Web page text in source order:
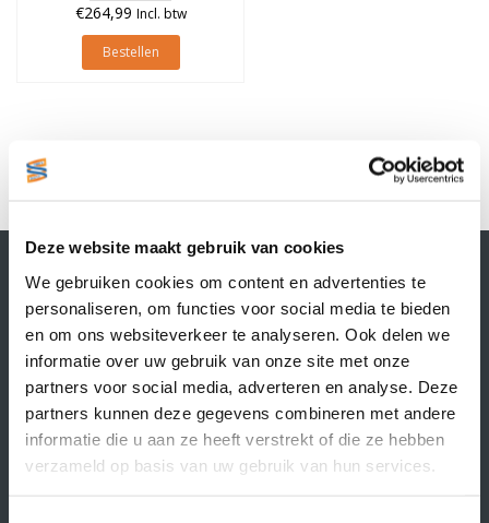
Deze website maakt gebruik van cookies
We gebruiken cookies om content en advertenties te
personaliseren, om functies voor social media te bieden
en om ons websiteverkeer te analyseren. Ook delen we
informatie over uw gebruik van onze site met onze
partners voor social media, adverteren en analyse. Deze
partners kunnen deze gegevens combineren met andere
informatie die u aan ze heeft verstrekt of die ze hebben
verzameld op basis van uw gebruik van hun services.
€264,99 Incl. btw
Bestellen
1
Contactgegevens
Supply Service B.V.
Nijverheidsstraat 25-K
3861 RJ Nijkerk
info@supplyservice.nl
+31 33 468 13 42
KvK nummer: 66384737